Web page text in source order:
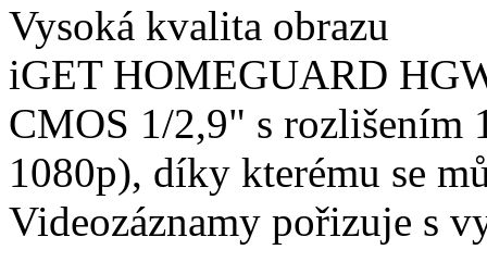
Vysoká kvalita obrazu
iGET HOMEGUARD
CMOS 1/2,9" s rozlišením
1080p), díky kterému se
Videozáznamy pořizuje s